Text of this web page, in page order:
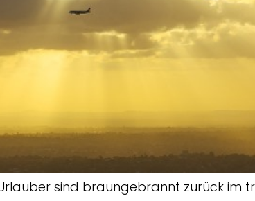
sind braungebrannt zurück im